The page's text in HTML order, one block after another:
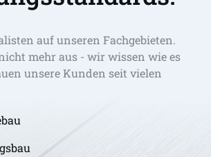
auf unseren Fachgebieten.
mehr aus - wir wissen wie es
unsere Kunden seit vielen